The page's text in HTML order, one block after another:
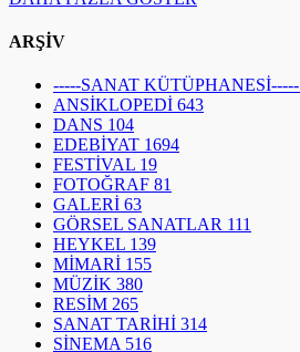
ARŞİV
-----SANAT KÜTÜPHANESİ-----
ANSİKLOPEDİ 643
DANS 104
EDEBİYAT 1694
FESTİVAL 19
FOTOĞRAF 81
GALERİ 63
GÖRSEL SANATLAR 111
HEYKEL 139
MİMARİ 155
MÜZİK 380
RESİM 265
SANAT TARİHİ 314
SİNEMA 516